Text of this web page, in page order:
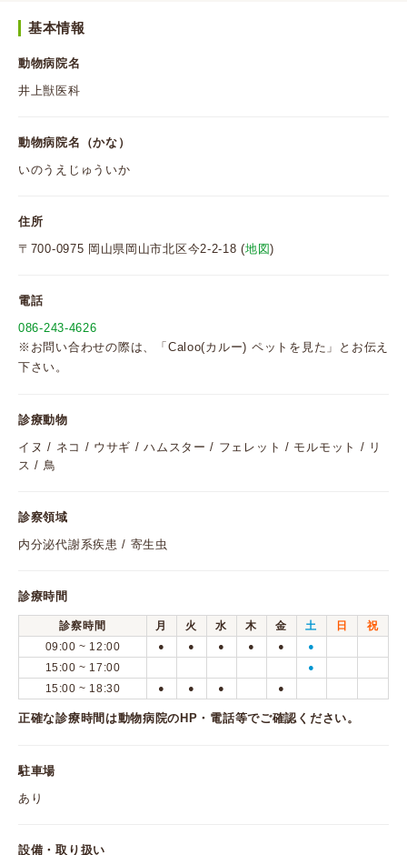
基本情報
動物病院名
井上獣医科
動物病院名（かな）
いのうえじゅういか
住所
〒700-0975 岡山県岡山市北区今2-2-18 (地図)
電話
086-243-4626
※お問い合わせの際は、「Caloo(カルー) ペットを見た」とお伝え
下さい。
診療動物
イヌ / ネコ / ウサギ / ハムスター / フェレット / モルモット / リ
ス / 鳥
診察領域
内分泌代謝系疾患 / 寄生虫
診療時間
診察時間 月 火 水 木 金 土 日
祝
09:00 ~ 12:00
● ● ● ● ● ●
15:00 ~ 17:00 ●
15:00 ~ 18:30 ● ● ● ●
正確な診療時間は動物病院のHP・電話等でご確認ください。
駐車場
あり
設備・取り扱い